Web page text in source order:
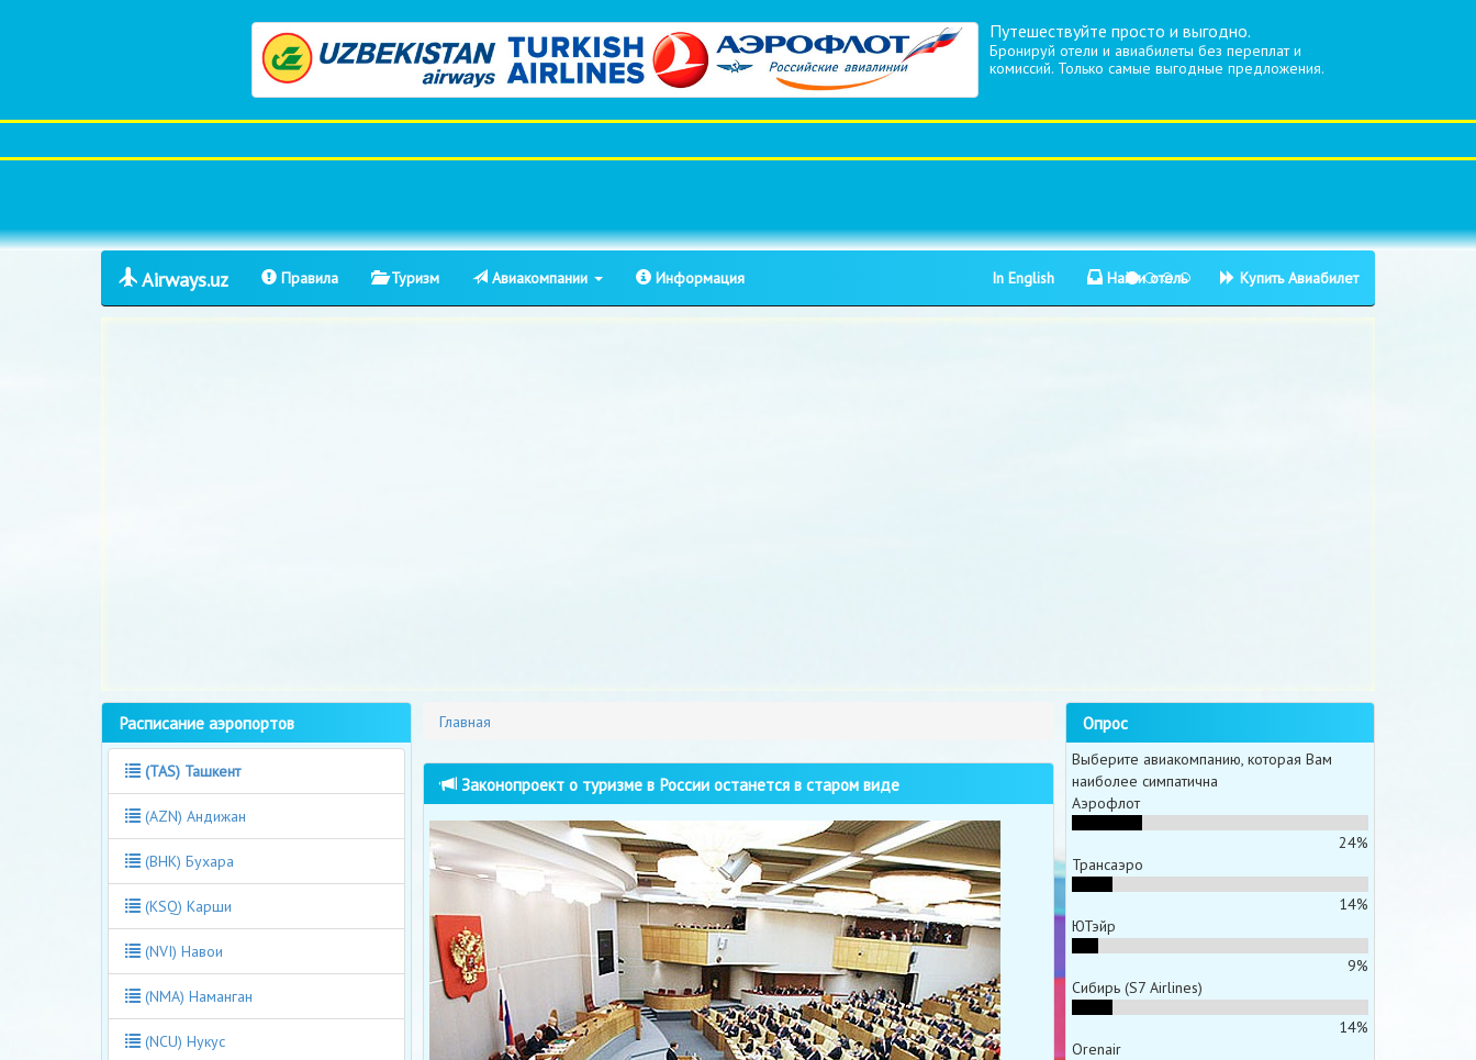
Путешествуйте просто и выгодно.
Бронируй отели и авиабилеты без переплат и
комиссий. Только самые выгодные предложения.
Airways.uz Правила Туризм Авиакомпании Информация In English Найти отель Купить Авиабилет
Главная
Законопроект о туризме в России останется в старом виде
Расписание аэропортов
(TAS) Ташкент
(AZN) Андижан
(BHK) Бухара
(KSQ) Карши
(NVI) Навои
(NMA) Наманган
(NCU) Нукус
Опрос
Выберите авиакомпанию, которая Вам
наиболее симпатична
Аэрофлот
24%
Трансаэро
14%
ЮТэйр
9%
Сибирь (S7 Airlines)
14%
Orenair